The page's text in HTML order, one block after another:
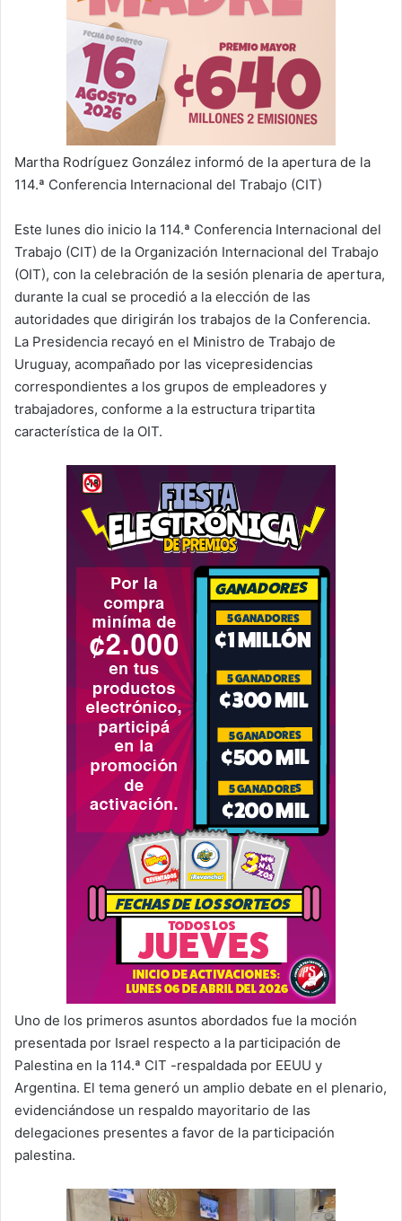
Martha Rodríguez González informó de la apertura de la
114.ª Conferencia Internacional del Trabajo (CIT)
Este lunes dio inicio la 114.ª Conferencia Internacional del
Trabajo (CIT) de la Organización Internacional del Trabajo
(OIT), con la celebración de la sesión plenaria de apertura,
durante la cual se procedió a la elección de las
autoridades que dirigirán los trabajos de la Conferencia.
La Presidencia recayó en el Ministro de Trabajo de
Uruguay, acompañado por las vicepresidencias
correspondientes a los grupos de empleadores y
trabajadores, conforme a la estructura tripartita
característica de la OIT.
Uno de los primeros asuntos abordados fue la moción
presentada por Israel respecto a la participación de
Palestina en la 114.ª CIT -respaldada por EEUU y
Argentina. El tema generó un amplio debate en el plenario,
evidenciándose un respaldo mayoritario de las
delegaciones presentes a favor de la participación
palestina.